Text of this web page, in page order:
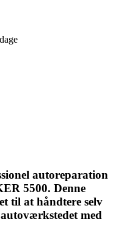
autoreparation
5500. Denne
til at håndtere selv
med